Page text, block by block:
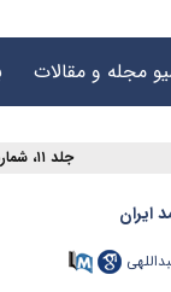
مجله و مقالات
جلد ۱۱، شماره ۱ - ( (پاییز و زمستان) ۱۴۰۰ )
ایران